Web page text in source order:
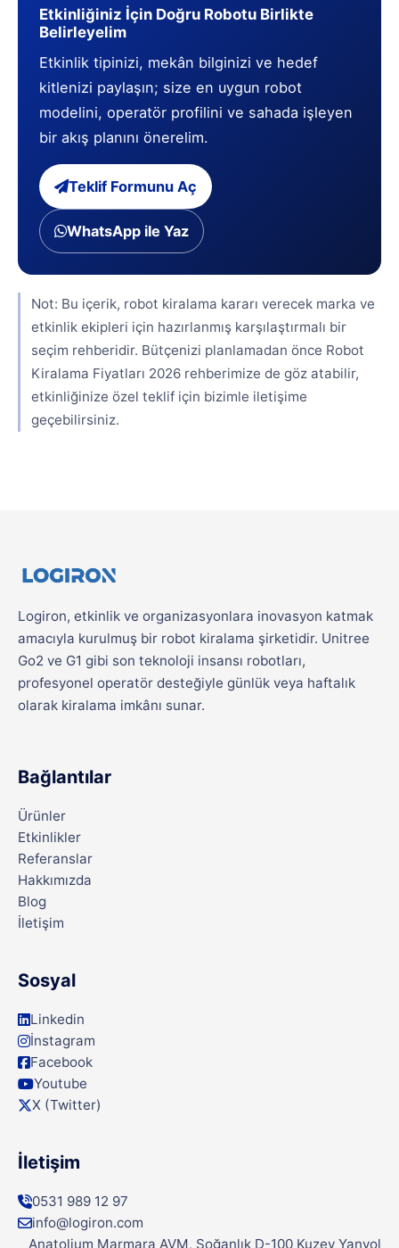
Etkinliğiniz İçin Doğru Robotu Birlikte
Belirleyelim
Etkinlik tipinizi, mekân bilginizi ve hedef
kitlenizi paylaşın; size en uygun robot
modelini, operatör profilini ve sahada işleyen
bir akış planını önerelim.
Teklif Formunu Aç
WhatsApp ile Yaz
Not: Bu içerik, robot kiralama kararı verecek marka ve
etkinlik ekipleri için hazırlanmış karşılaştırmalı bir
seçim rehberidir. Bütçenizi planlamadan önce Robot
Kiralama Fiyatları 2026 rehberimize de göz atabilir,
etkinliğinize özel teklif için bizimle iletişime
geçebilirsiniz.
Logiron, etkinlik ve organizasyonlara inovasyon katmak
amacıyla kurulmuş bir robot kiralama şirketidir. Unitree
Go2 ve G1 gibi son teknoloji insansı robotları,
profesyonel operatör desteğiyle günlük veya haftalık
olarak kiralama imkânı sunar.
Bağlantılar
Ürünler
Etkinlikler
Referanslar
Hakkımızda
Blog
İletişim
Sosyal
Linkedin
İnstagram
Facebook
Youtube
X (Twitter)
İletişim
0531 989 12 97
info@logiron.com
Anatolium Marmara AVM, Soğanlık D-100 Kuzey Yanyol